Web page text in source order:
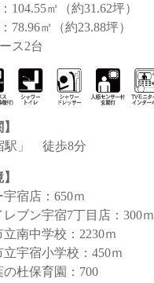
104.55㎡（約31.62坪）
78.96㎡（約23.88坪）
ス2台
駅」 徒歩8分
宇宿店：650ｍ
レブン宇宿7丁目店：300ｍ
立南中学校：2230ｍ
立宇宿小学校：450ｍ
の杜保育園：700